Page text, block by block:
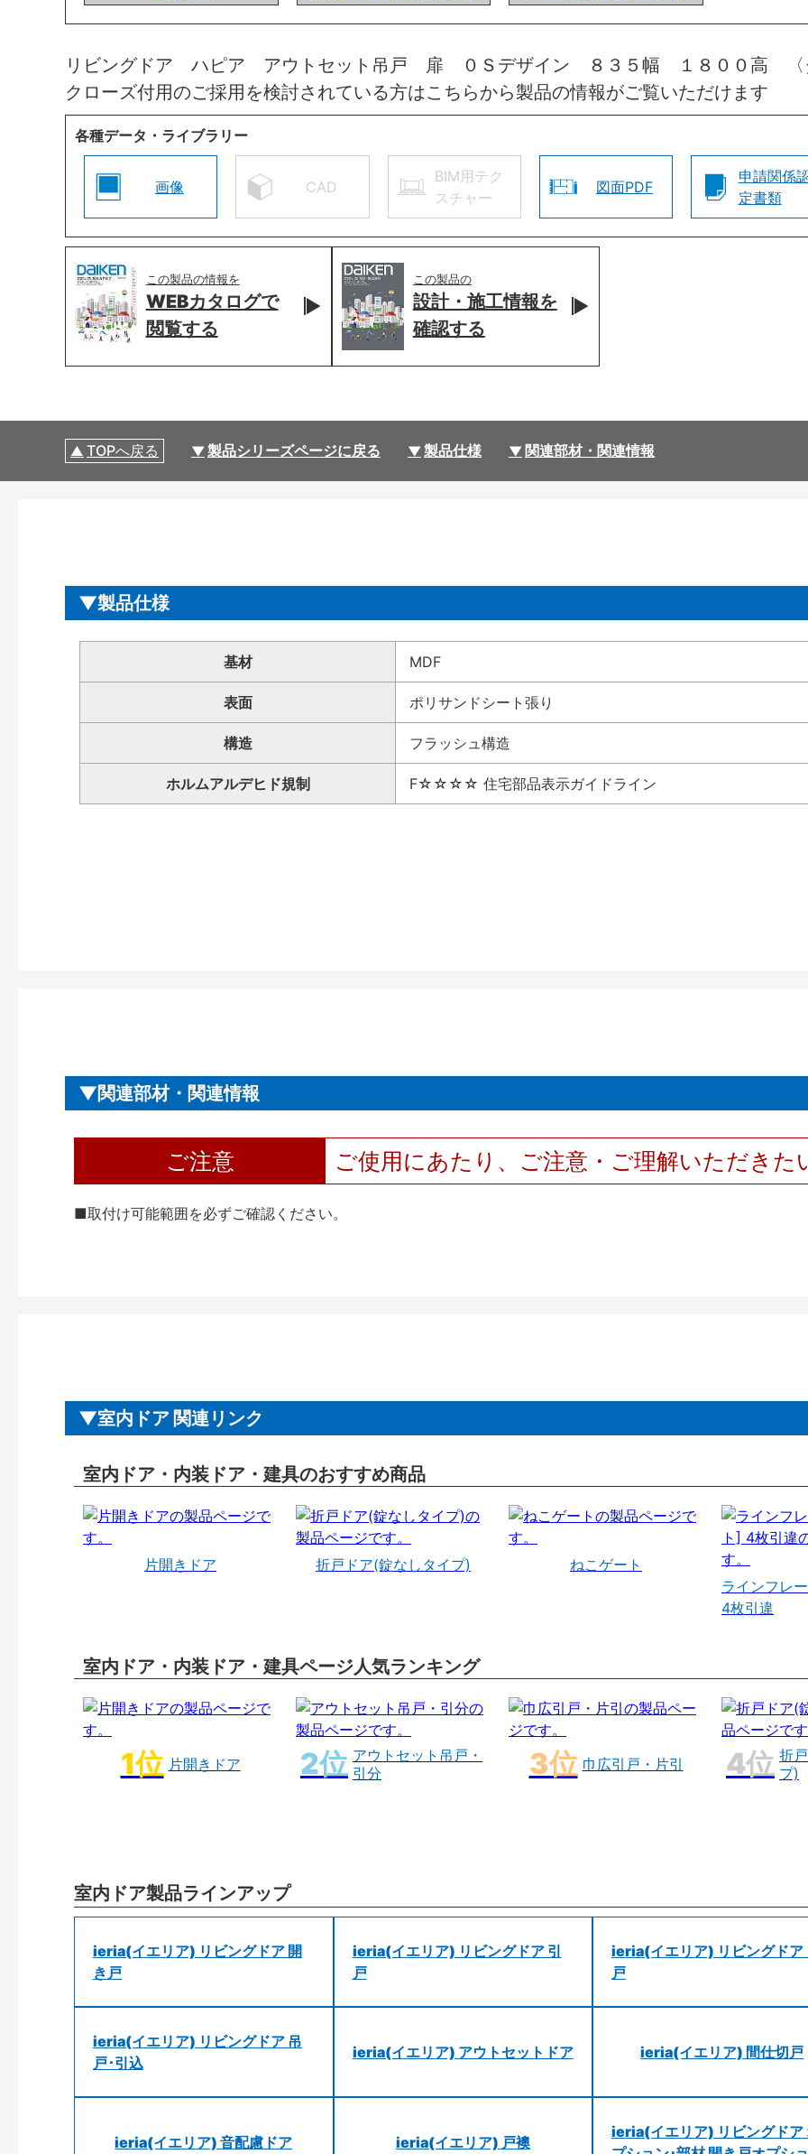
リビングドア ハピア アウトセット吊戸 扉 ０Ｓデザイン ８３５幅 １８００高
クローズ付用のご採用を検討されている方はこちらから製品の情報がご覧いただけます
各種データ・ライブラリー
画像 CAD
BIM用テク
スチャー
図面PDF
申請関係
定書類
この製品の情報を
WEBカタログで
閲覧する
この製品の
設計・施工情報を
確認する
TOPへ戻る 製品シリーズページに戻る 製品仕様 関連部材・関連情報
製品仕様
基材 MDF
表面 ポリサンドシート張り
構造 フラッシュ構造
ホルムアルデヒド規制 F☆☆☆☆ 住宅部品表示ガイドライン
関連部材・関連情報
ご注意 ご使用にあたり、ご注意・ご理解いただきた
■取付け可能範囲を必ずご確認ください。
室内ドア 関連リンク
室内ドア・内装ドア・建具のおすすめ商品
片開きドア 折戸ドア(錠なしタイプ)
ねこゲート
ラインフレ
4枚引違
室内ドア・内装ドア・建具ページ人気ランキング
片開きドア
アウトセット吊戸・
引分
巾広引戸・片引
折
プ)
室内ドア製品ラインアップ
ieria(イエリア) リビングドア 開
き戸
ieria(イエリア) リビングドア 引
戸
ieria(イエリア) リビングドア
戸
ieria(イエリア) リビングドア 吊
戸･引込
ieria(イエリア) アウトセットドア ieria(イエリア) 間仕切戸
ieria(イエリア) 音配慮ドア ieria(イエリア) 戸襖
ieria(イエリア) リビングドア